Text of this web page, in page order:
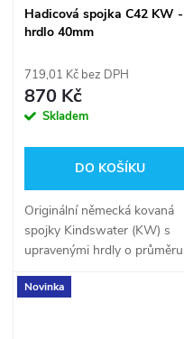
Hadicová spojka C42 KW -
hrdlo 40mm
719,01 Kč bez DPH
870 Kč
Skladem
DO KOŠÍKU
Originální německá kovaná
spojky Kindswater (KW) s
upravenými hrdly o průměru
nejexponovanější část
Novinka